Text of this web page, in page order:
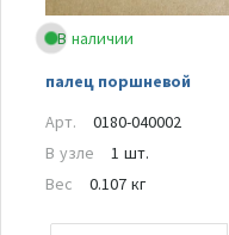
В наличии
палец поршневой
Арт.
0180-040002
В узле
1 шт.
Вес
0.107 кг